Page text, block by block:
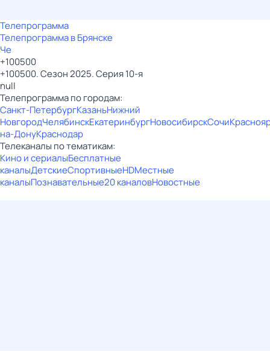
Телепрограмма
Телепрограмма в Брянске
Че
+100500
+100500. Сезон 2025. Серия 10-я
null
Телепрограмма по городам:
Санкт-ПетербургКазаньНижний
НовгородЧелябинскЕкатеринбургНовосибирскСочи
на-ДонуКраснодар
Телеканалы по тематикам:
Кино и сериалыБесплатные
каналыДетскиеСпортивныеHDМестные
каналыПознавательные20 каналовНовостные